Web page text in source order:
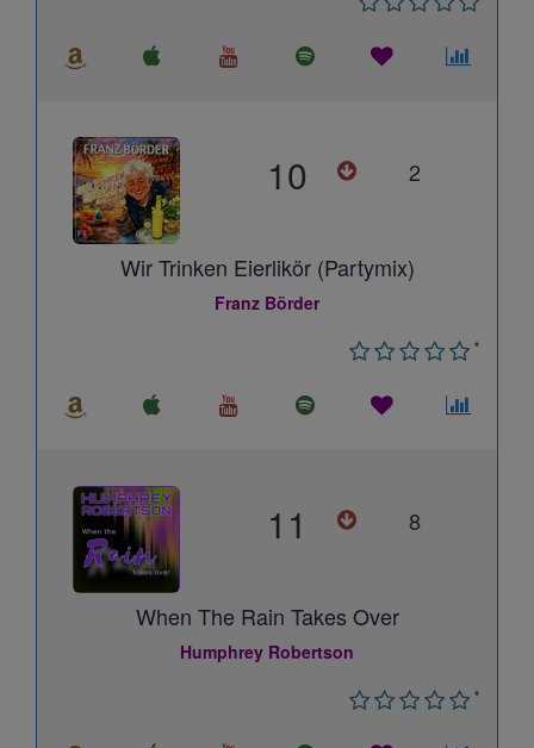
10 2
Wir Trinken Eierlikör (Partymix)
Franz Börder
*
11 8
When The Rain Takes Over
Humphrey Robertson
*